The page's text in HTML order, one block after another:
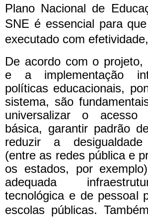
Plano Nacional de
SNE é essencial para
executado com
De acordo com o projeto,
e a implementação
políticas educacionais,
sistema, são
universalizar o acesso
básica, garantir padrão
reduzir a desigualdade
(entre as redes pública e
os estados, por
adequada
tecnológica e de pessoal
escolas públicas.